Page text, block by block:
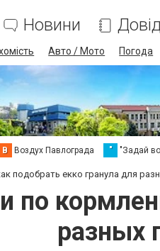
Новини
Авто / Мото Погода
В Воздух Павлограда " "Задай
подобрать екко гранула для
по
разных